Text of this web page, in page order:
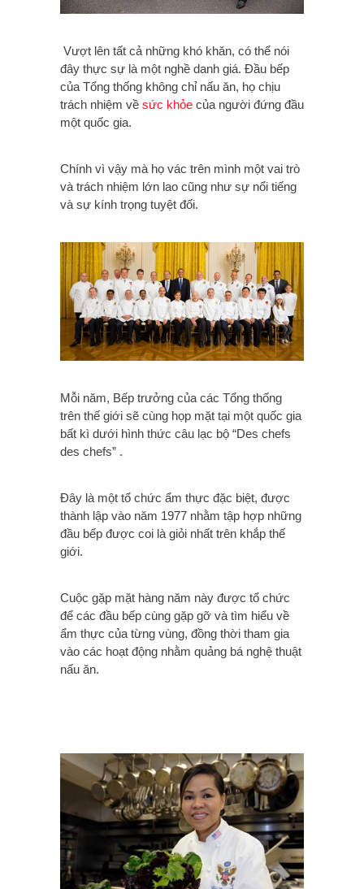
Vượt lên tất cả những khó khăn, có thể nói
đây thực sự là một nghề danh giá. Đầu bếp
của Tổng thống không chỉ nấu ăn, họ chịu
trách nhiệm về sức khỏe của người đứng đầu
một quốc gia.
Chính vì vậy mà họ vác trên mình một vai trò
và trách nhiệm lớn lao cũng như sự nổi tiếng
và sự kính trọng tuyệt đối.
Mỗi năm, Bếp trưởng của các Tổng thống
trên thế giới sẽ cùng họp mặt tại một quốc gia
bất kì dưới hình thức câu lạc bộ “Des chefs
des chefs” .
Đây là một tổ chức ẩm thực đặc biệt, được
thành lập vào năm 1977 nhằm tập hợp những
đầu bếp được coi là giỏi nhất trên khắp thế
giới.
Cuộc gặp mặt hàng năm này được tổ chức
để các đầu bếp cùng gặp gỡ và tìm hiểu về
ẩm thực của từng vùng, đồng thời tham gia
vào các hoạt động nhằm quảng bá nghệ thuật
nấu ăn.